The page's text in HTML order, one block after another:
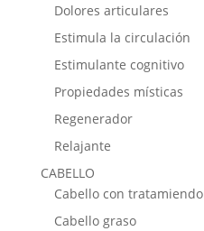
Dolores articulares
Estimula la circulación
Estimulante cognitivo
Propiedades místicas
Regenerador
Relajante
CABELLO
Cabello con tratamiendo
Cabello graso